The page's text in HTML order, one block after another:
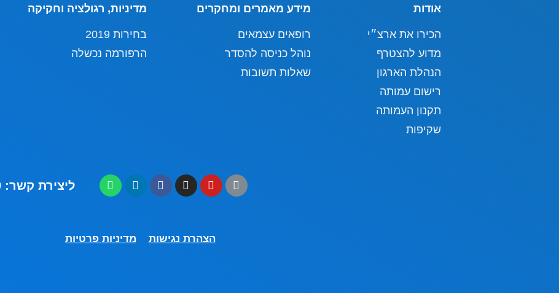
אודות
הכירו את ארצ״י
מדוע להצטרף
הנהלת הארגון
רישום עמותה
תקנון העמותה
שקיפות
מידע מאמרים ומחקרים
רופאים עצמאים
נוהל כניסה להסדר
שאלות תשובות
מדיניות, רגולציה וחקיקה
בחירות 2019
הרפורמה נכשלה
ליצירת קשר: 0555667760
הצהרת נגישות מדיניות פרטיות